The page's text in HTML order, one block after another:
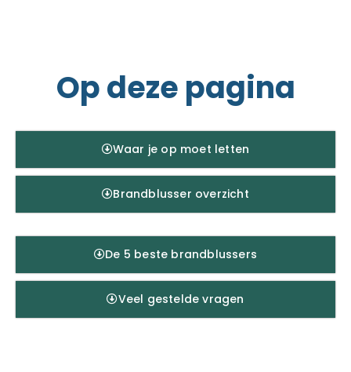
Op deze pagina
Waar je op moet letten
Brandblusser overzicht
De 5 beste brandblussers
Veel gestelde vragen